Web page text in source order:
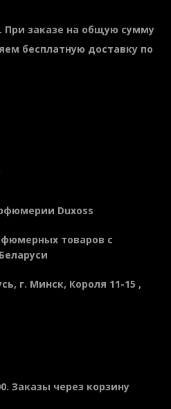
. При заказе на общую сумму
бесплатную доставку по
Duxoss
товаров с
, г. Минск, Короля 11-15 ,
Заказы через корзину